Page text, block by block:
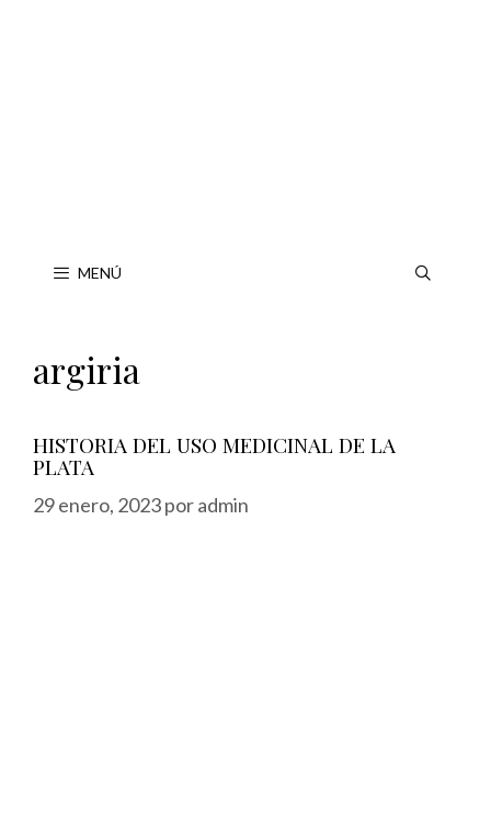
MENÚ
argiria
HISTORIA DEL USO MEDICINAL DE LA
PLATA
29 enero, 2023poradmin